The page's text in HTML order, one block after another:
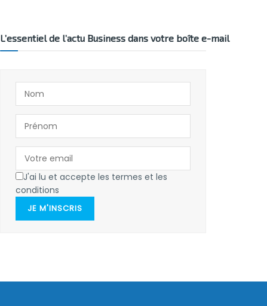
L’essentiel de l’actu Business dans votre boîte e-mail
J'ai lu et accepte les termes et les
conditions
JE M'INSCRIS